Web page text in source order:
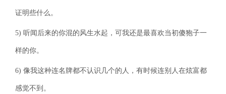
证明些什么。
5) 听闻后来的你混的风生水起，可我还是最喜欢当初傻狍子一
样的你。
6) 像我这种连名牌都不认识几个的人，有时候连别人在炫富都
感觉不到。